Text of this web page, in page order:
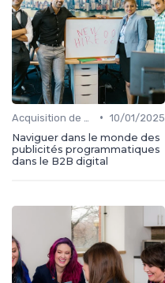
• 10/01/2025
Naviguer dans le monde des
publicités programmatiques
dans le B2B digital